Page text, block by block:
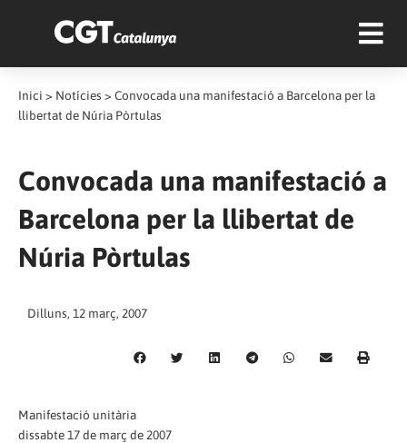
Inici > Notícies > Convocada una manifestació a Barcelona per la
llibertat de Núria Pòrtulas
Convocada una manifestació a
Barcelona per la llibertat de
Núria Pòrtulas
Dilluns, 12 març, 2007
Manifestació unitària
dissabte 17 de març de 2007